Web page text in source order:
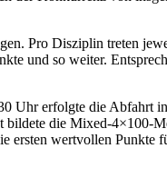
Pro Disziplin treten
und so weiter.
Uhr erfolgte die Abfahrt
bildete die Mixed-4×100-
ersten wertvollen Punkte